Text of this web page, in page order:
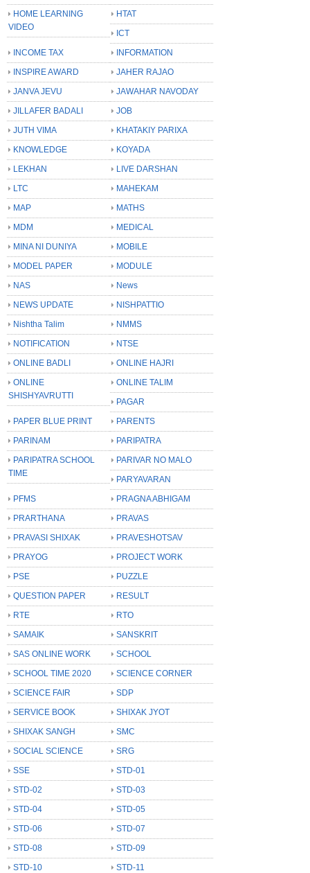
HOME LEARNING
VIDEO
HTAT
ICT
INCOME TAX
INFORMATION
INSPIRE AWARD
JAHER RAJAO
JANVA JEVU
JAWAHAR NAVODAY
JILLAFER BADALI
JOB
JUTH VIMA
KHATAKIY PARIXA
KNOWLEDGE
KOYADA
LEKHAN
LIVE DARSHAN
LTC
MAHEKAM
MAP
MATHS
MDM
MEDICAL
MINA NI DUNIYA
MOBILE
MODEL PAPER
MODULE
NAS
News
NEWS UPDATE
NISHPATTIO
Nishtha Talim
NMMS
NOTIFICATION
NTSE
ONLINE BADLI
ONLINE HAJRI
ONLINE
SHISHYAVRUTTI
ONLINE TALIM
PAGAR
PAPER BLUE PRINT
PARENTS
PARINAM
PARIPATRA
PARIPATRA SCHOOL
TIME
PARIVAR NO MALO
PARYAVARAN
PFMS
PRAGNA ABHIGAM
PRARTHANA
PRAVAS
PRAVASI SHIXAK
PRAVESHOTSAV
PRAYOG
PROJECT WORK
PSE
PUZZLE
QUESTION PAPER
RESULT
RTE
RTO
SAMAIK
SANSKRIT
SAS ONLINE WORK
SCHOOL
SCHOOL TIME 2020
SCIENCE CORNER
SCIENCE FAIR
SDP
SERVICE BOOK
SHIXAK JYOT
SHIXAK SANGH
SMC
SOCIAL SCIENCE
SRG
SSE
STD-01
STD-02
STD-03
STD-04
STD-05
STD-06
STD-07
STD-08
STD-09
STD-10
STD-11